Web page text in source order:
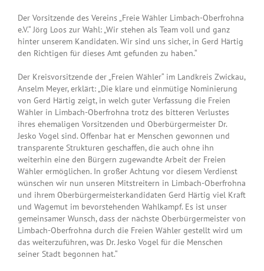
Der Vorsitzende des Vereins „Freie Wähler Limbach-Oberfrohna
e.V.“ Jörg Loos zur Wahl: „Wir stehen als Team voll und ganz
hinter unserem Kandidaten. Wir sind uns sicher, in Gerd Härtig
den Richtigen für dieses Amt gefunden zu haben.“
Der Kreisvorsitzende der „Freien Wähler“ im Landkreis Zwickau,
Anselm Meyer, erklärt: „Die klare und einmütige Nominierung
von Gerd Härtig zeigt, in welch guter Verfassung die Freien
Wähler in Limbach-Oberfrohna trotz des bitteren Verlustes
ihres ehemaligen Vorsitzenden und Oberbürgermeister Dr.
Jesko Vogel sind. Offenbar hat er Menschen gewonnen und
transparente Strukturen geschaffen, die auch ohne ihn
weiterhin eine den Bürgern zugewandte Arbeit der Freien
Wähler ermöglichen. In großer Achtung vor diesem Verdienst
wünschen wir nun unseren Mitstreitern in Limbach-Oberfrohna
und ihrem Oberbürgermeisterkandidaten Gerd Härtig viel Kraft
und Wagemut im bevorstehenden Wahlkampf. Es ist unser
gemeinsamer Wunsch, dass der nächste Oberbürgermeister von
Limbach-Oberfrohna durch die Freien Wähler gestellt wird um
das weiterzuführen, was Dr. Jesko Vogel für die Menschen
seiner Stadt begonnen hat.“